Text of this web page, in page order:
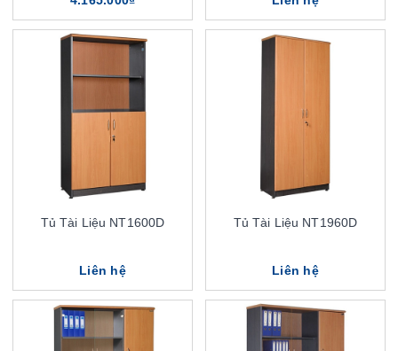
Tủ Tài Liệu NT1600D
Liên hệ
Tủ Tài Liệu NT1960D
Liên hệ